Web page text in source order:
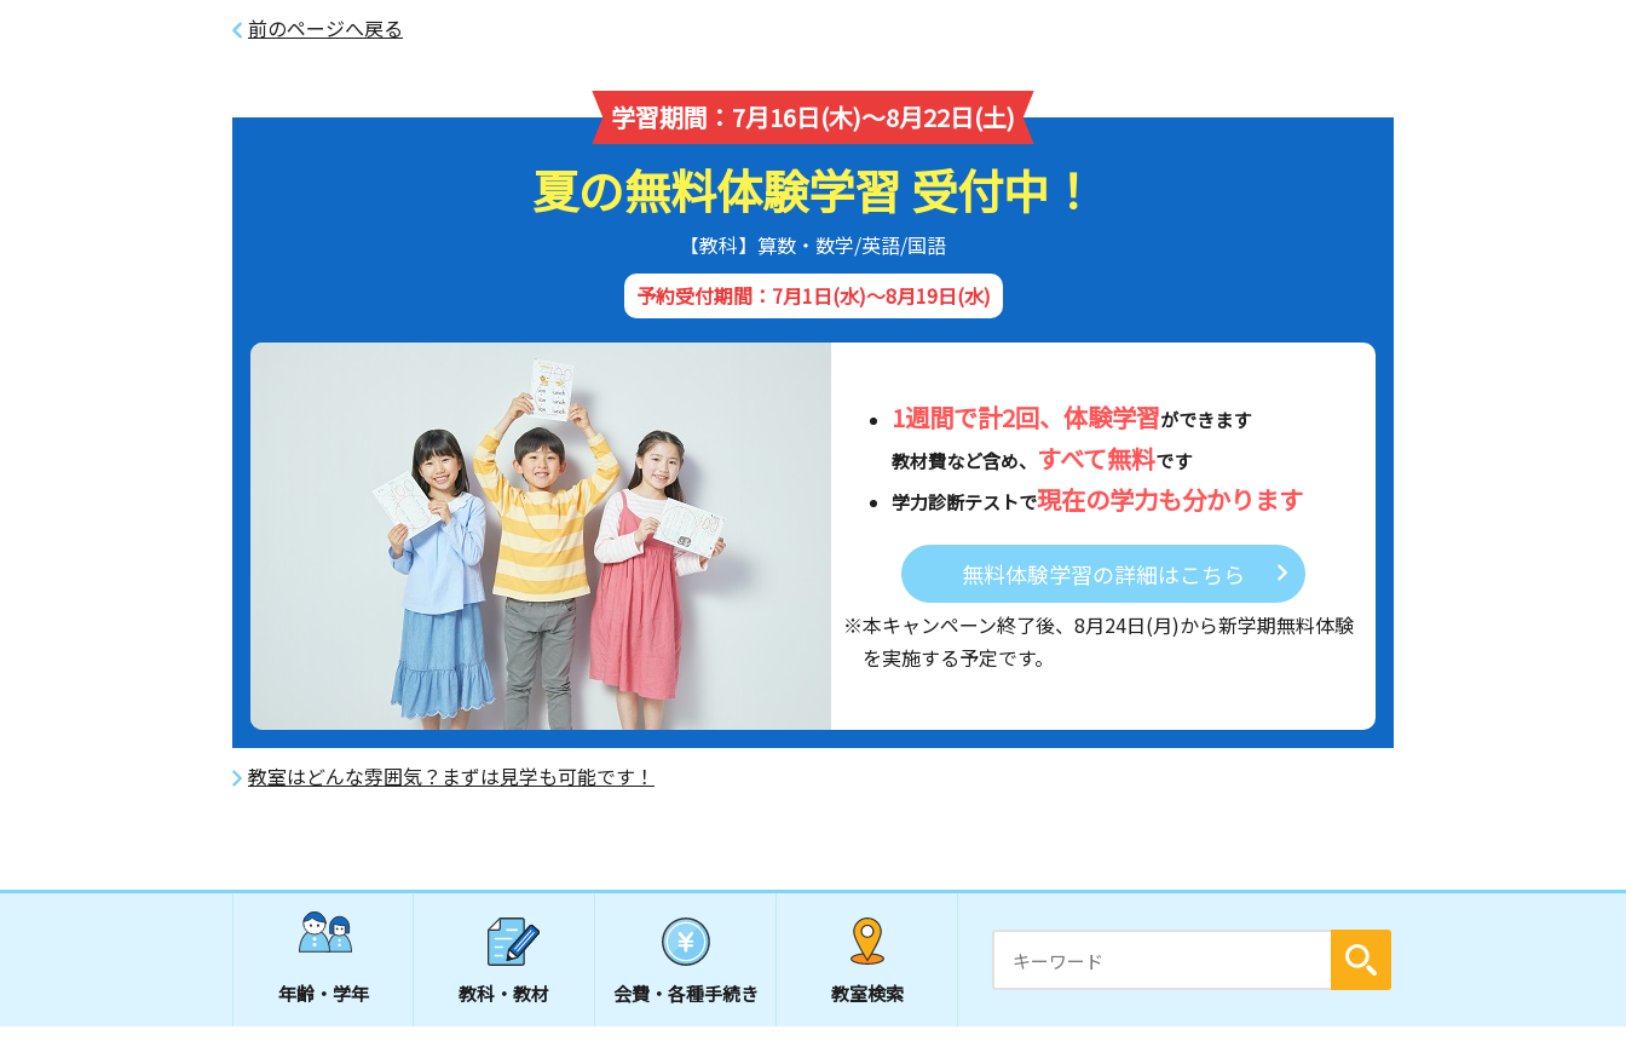
前のページへ戻る
学習期間：7月16日(木)～8月22日(土)
夏の無料体験学習 受付中！
【教科】算数・数学/英語/国語
予約受付期間：7月1日(水)～8月19日(水)
1週間で計2回、体験学習ができます
教材費など含め、 すべて無料です
学力診断テストで現在の学力も分かります
無料体験学習の詳細はこちら
※本キャンペーン終了後、 8月24日(月)から新学期無料体験
を実施する予定です。
教室はどんな雰囲気？まずは見学も可能です！
年齢・学年 教科・教材 会費・ 各種手続き 教室検索